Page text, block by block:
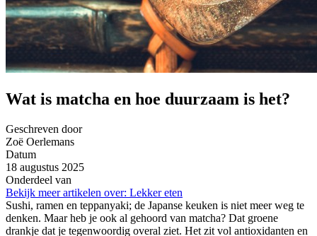
Wat is matcha en hoe duurzaam is het?
Geschreven door
Zoë Oerlemans
Datum
18 augustus 2025
Onderdeel van
Bekijk meer artikelen over: Lekker eten
Sushi, ramen en teppanyaki; de Japanse keuken is niet meer weg te
denken. Maar heb je ook al gehoord van matcha? Dat groene
drankje dat je tegenwoordig overal ziet. Het zit vol antioxidanten en